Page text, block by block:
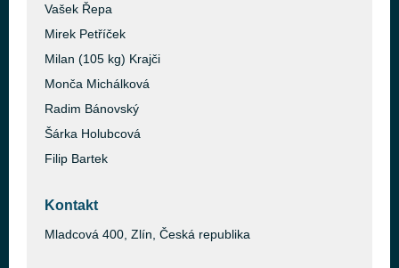
Vašek Řepa
Mirek Petříček
Milan (105 kg) Krajči
Monča Michálková
Radim Bánovský
Šárka Holubcová
Filip Bartek
Kontakt
Mladcová 400, Zlín, Česká republika